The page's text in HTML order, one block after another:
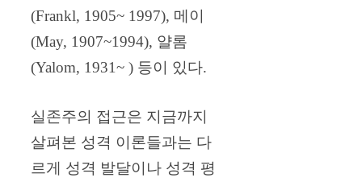
(Frankl, 1905~ 1997), 메이
(May, 1907~1994), 얄롬
(Yalom, 1931~ ) 등이 있다.
실존주의 접근은 지금까지
살펴본 성격 이론들과는 다
르게 성격 발달이나 성격 평